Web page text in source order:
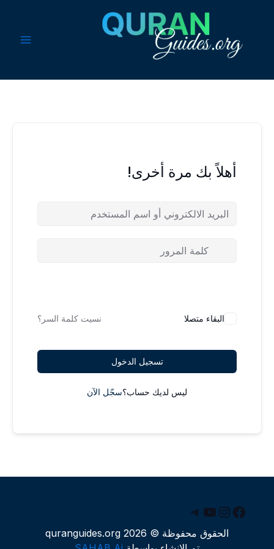
أهلاً بك مرة أخرى!
البقاء متصلا نسيت كلمة السر؟
تسجيل الدخول
ليس لديك حساب؟سجّل الآن
فيسبوكإنستجرام
يوتيوب
تيليجرام
الحقوق محفوظة © 2026 quranguides.org